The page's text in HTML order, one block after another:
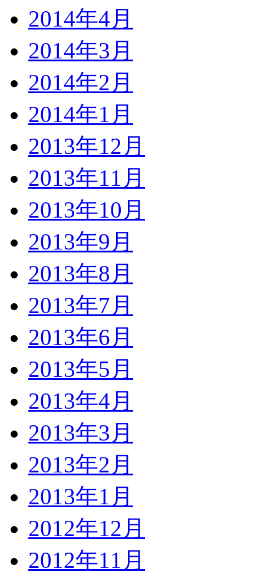
2014年4月
2014年3月
2014年2月
2014年1月
2013年12月
2013年11月
2013年10月
2013年9月
2013年8月
2013年7月
2013年6月
2013年5月
2013年4月
2013年3月
2013年2月
2013年1月
2012年12月
2012年11月